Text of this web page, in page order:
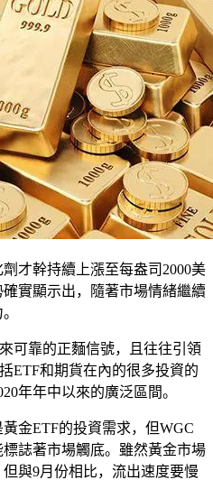
才幹持續上漲至每盎司2000美
實顯示出，隨著市場情緒繼續
可靠的正麵信號，且往往引領
ETF和期貨在內的很多投資的
年年中以來的廣泛區間。
金ETF的投資需求，但WGC
誌著市場觸底。雖然黃金市場
與9月份相比，流出速度要慢